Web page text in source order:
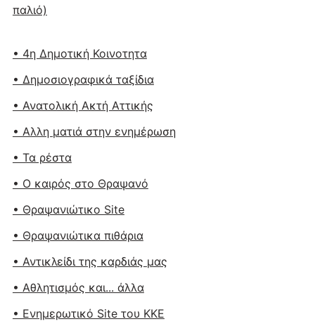
παλιό)
• 4η Δημοτική Κοινοτητα
• Δημοσιογραφικά ταξίδια
• Ανατολική Ακτή Αττικής
• Αλλη ματιά στην ενημέρωση
• Τα ρέστα
• Ο καιρός στο Θραψανό
• Θραψανιώτικο Site
• Θραψανιώτικα πιθάρια
• Αντικλείδι της καρδιάς μας
• Αθλητισμός και... άλλα
• Ενημερωτικό Site του ΚΚΕ